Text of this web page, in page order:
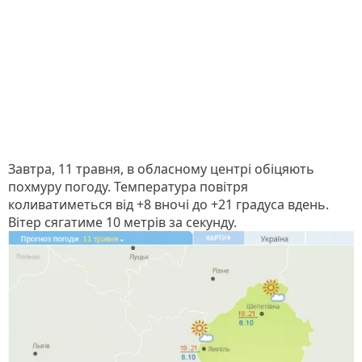
Завтра, 11 травня, в обласному центрі обіцяють
похмуру погоду. Температура повітря
коливатиметься від +8 вночі до +21 градуса вдень.
Вітер сягатиме 10 метрів за секунду.